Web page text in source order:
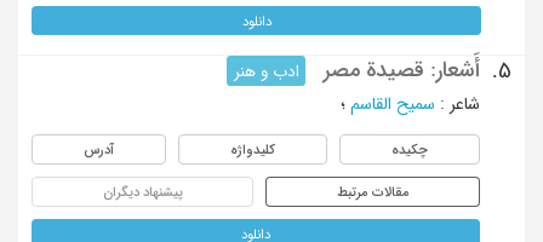
دانلود
5. أَشعار: قصیدة مصر
ادب و هنر
شاعر : سمیح القاسم ؛
چکیده کلیدواژه آدرس
مقالات مرتبط پیشنهاد دیگران
دانلود